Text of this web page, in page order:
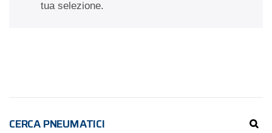
tua selezione.
CERCA PNEUMATICI